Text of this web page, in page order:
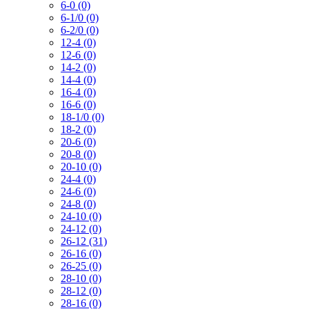
6-0 (0)
6-1/0 (0)
6-2/0 (0)
12-4 (0)
12-6 (0)
14-2 (0)
14-4 (0)
16-4 (0)
16-6 (0)
18-1/0 (0)
18-2 (0)
20-6 (0)
20-8 (0)
20-10 (0)
24-4 (0)
24-6 (0)
24-8 (0)
24-10 (0)
24-12 (0)
26-12 (31)
26-16 (0)
26-25 (0)
28-10 (0)
28-12 (0)
28-16 (0)